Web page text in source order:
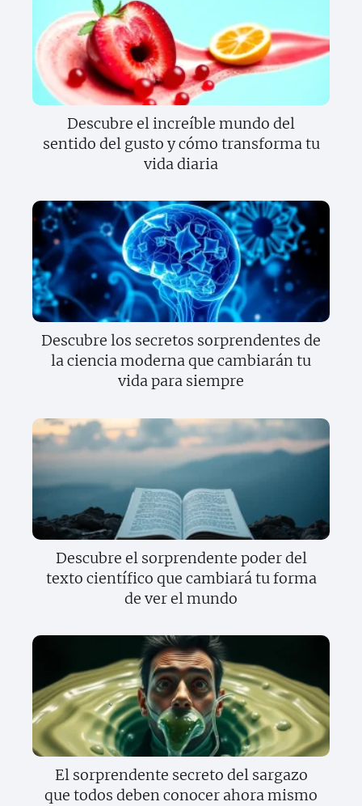
Descubre el increíble mundo del
sentido del gusto y cómo transforma tu
vida diaria
Descubre los secretos sorprendentes de
la ciencia moderna que cambiarán tu
vida para siempre
Descubre el sorprendente poder del
texto científico que cambiará tu forma
de ver el mundo
El sorprendente secreto del sargazo
que todos deben conocer ahora mismo